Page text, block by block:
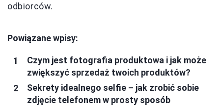
odbiorców.
Powiązane wpisy:
Czym jest fotografia produktowa i jak może
zwiększyć sprzedaż twoich produktów?
Sekrety idealnego selfie – jak zrobić sobie
zdjęcie telefonem w prosty sposób